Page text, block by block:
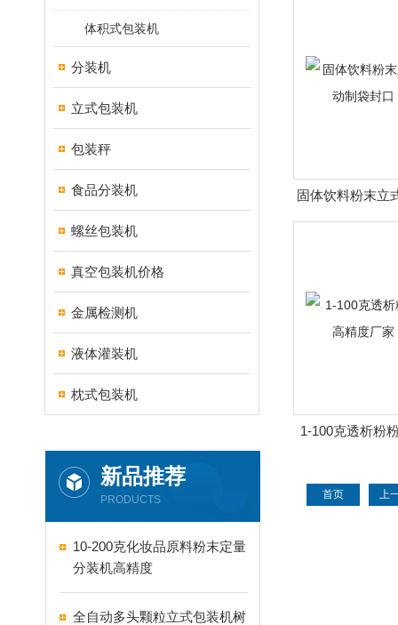
体积式包装机
分装机
立式包装机
包装秤
食品分装机
螺丝包装机
真空包装机价格
金属检测机
液体灌装机
枕式包装机
新品推荐
PRODUCTS
10-200克化妆品原料粉末定量
分装机高精度
全自动多头颗粒立式包装机树
固体饮料粉末立
袋封口
1-100克透析粉
首页 上